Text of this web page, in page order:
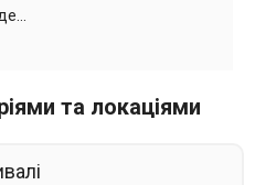
та локаціями